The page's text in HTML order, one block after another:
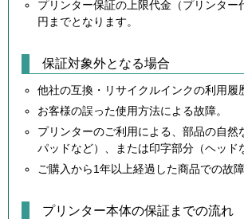
プリンター保証の上限代金（プリンター
円までとなります。
保証対象外となる場合
他社の互換・リサイクルインクの利用履
お客様の誤った使用方法による故障。
プリンターのご利用による、部品の自然
パッドなど）、または印字部分（ヘッド
ご購入から1年以上経過した商品での故障
プリンター本体の保証までの流れ